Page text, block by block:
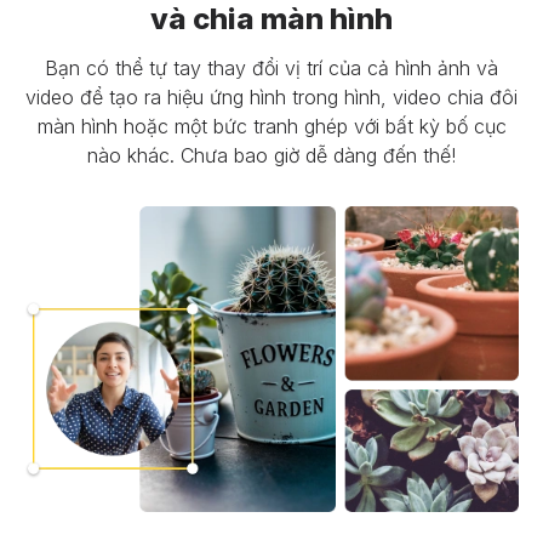
và chia màn hình
Bạn có thể tự tay thay đổi vị trí của cả hình ảnh và
video để tạo ra hiệu ứng hình trong hình, video chia đôi
màn hình hoặc một bức tranh ghép với bất kỳ bố cục
nào khác. Chưa bao giờ dễ dàng đến thế!